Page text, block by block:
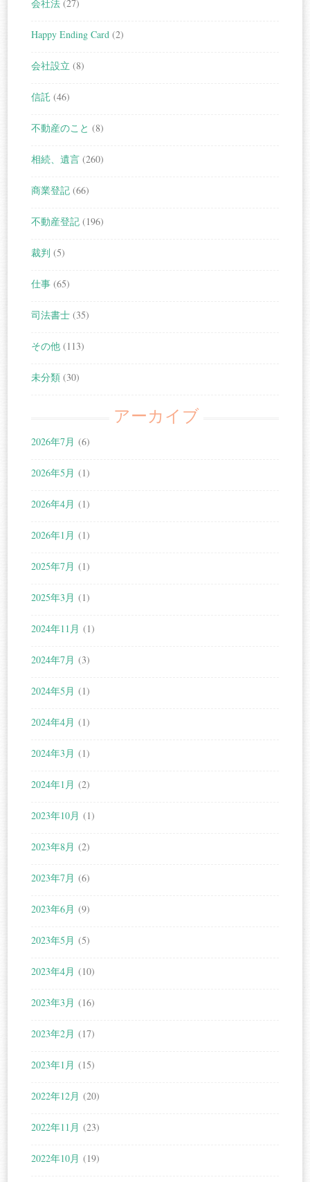
会社法 (27)
Happy Ending Card (2)
会社設立 (8)
信託 (46)
不動産のこと (8)
相続、遺言 (260)
商業登記 (66)
不動産登記 (196)
裁判 (5)
仕事 (65)
司法書士 (35)
その他 (113)
未分類 (30)
アーカイブ
2026年7月 (6)
2026年5月 (1)
2026年4月 (1)
2026年1月 (1)
2025年7月 (1)
2025年3月 (1)
2024年11月 (1)
2024年7月 (3)
2024年5月 (1)
2024年4月 (1)
2024年3月 (1)
2024年1月 (2)
2023年10月 (1)
2023年8月 (2)
2023年7月 (6)
2023年6月 (9)
2023年5月 (5)
2023年4月 (10)
2023年3月 (16)
2023年2月 (17)
2023年1月 (15)
2022年12月 (20)
2022年11月 (23)
2022年10月 (19)